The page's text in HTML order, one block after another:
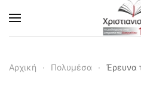
Skip to main content
Αρχική Πολυμέσα Έρευνα